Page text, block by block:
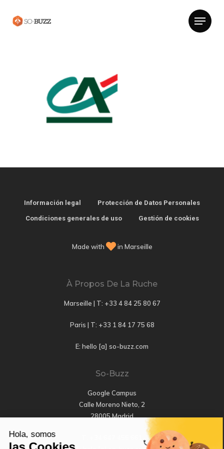
Hola, somos
Información legal Protección de Datos Personales
Condiciones generales de uso Gestión de cookies
Made with in Marseille
À Propos De La Ruche
Marseille | T: +33 4 84 25 80 67
Paris | T: +33 1 84 17 75 68
E: hello [a] so-buzz.com
So-Buzz
Google Campus
Calle Moreno Nieto, 2
28005 Madrid